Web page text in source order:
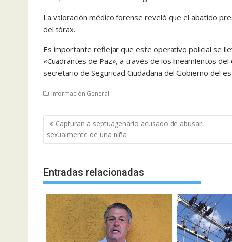
La valoración médico forense reveló que el abatido
del tórax.
Es importante reflejar que este operativo policial se
«Cuadrantes de Paz», a través de los lineamientos
secretario de Seguridad Ciudadana del Gobierno del
Información General
Navegación
de
entradas
Capturan a septuagenario acusado de abusar
sexualmente de una niña
Entradas relacionadas